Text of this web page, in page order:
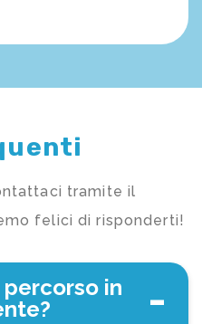
tramite il
felici di risponderti!
percorso in